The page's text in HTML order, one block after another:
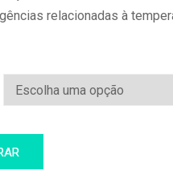
relacionadas à